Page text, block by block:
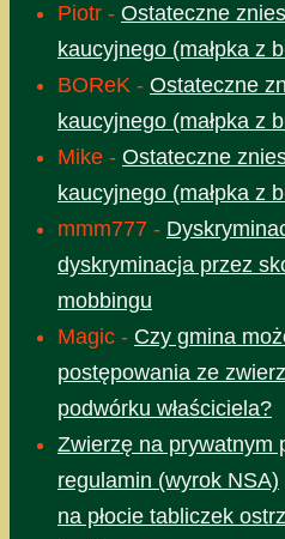
Piotr - Ostateczne
kaucyjnego (małpka z
BOReK - Ostateczne
kaucyjnego (małpka z
Mike - Ostateczne
kaucyjnego (małpka z
mmm777 -
dyskryminacja przez
mobbingu
Magic - Czy gmina
postępowania ze
podwórku właściciela?
Zwierzę na prywatnym
regulamin (wyrok NSA)
na płocie tabliczek